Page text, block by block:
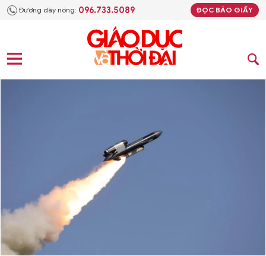
Đường dây nóng: 096.733.5089 ĐỌC BÁO GIẤY